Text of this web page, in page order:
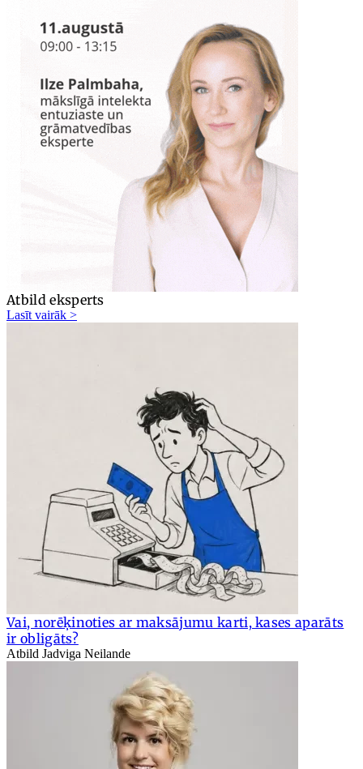
Atbild eksperts
Lasīt vairāk >
Vai, norēķinoties ar maksājumu karti, kases aparāts
ir obligāts?
Atbild Jadviga Neilande